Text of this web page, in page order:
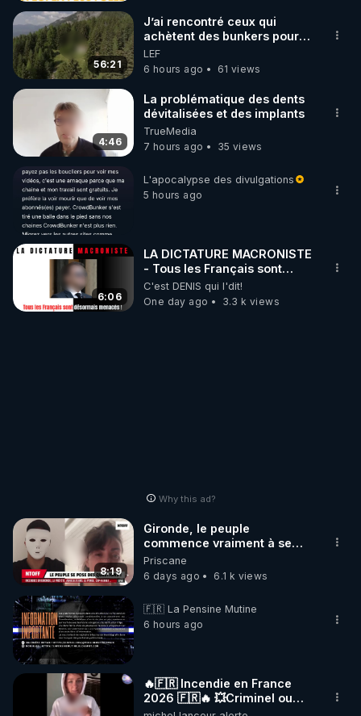
56:21
J’ai rencontré ceux qui
achètent des bunkers pour
survivre à la fin du monde
LEF
6 hours ago
61 views
4:46
La problématique des dents
dévitalisées et des implants
TrueMedia
7 hours ago
35 views
L'apocalypse des divulgations
5 hours ago
6:06
LA DICTATURE MACRONISTE
- Tous les Français sont
désormais menacés !
C'est DENIS qui l'dit!
One day ago
3.3 k views
Why this ad?
8:19
Gironde, le peuple
commence vraiment à se
poser des questions !
Qu'est-ce qu'il nous cache...
Priscane
6 days ago
6.1 k views
🇫🇷 La Pensine Mutine
6 hours ago
🔥🇫🇷 Incendie en France
2026 🇫🇷🔥 💥Criminel ou
coincidence naturelle?💥